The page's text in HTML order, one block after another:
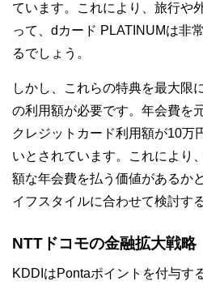
ています。これにより、旅行や
って、dカード PLATINUMは非
るでしょう。
しかし、これらの特典を最大限
の利用額が必要です。年会費を
クレジットカード利用額が10万
いとされています。これにより
額な年会費を払う価値があるか
イフスタイルに合わせて検討す
NTTドコモの金融拡大戦略
KDDIはPontaポイントを付与す